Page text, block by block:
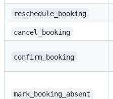
reschedule_booking
cancel_booking
confirm_booking
mark_booking_absent